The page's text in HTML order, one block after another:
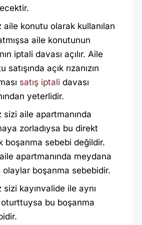
aile konutu olarak kullanılan
aile konutunun
iptali davası açılır. Aile
satışında açık rızanızın
satış iptali davası
yeterlidir.
sizi aile apartmanında
zorladıysa bu direkt
boşanma sebebi değildir.
apartmanında meydana
olaylar boşanma sebebidir.
sizi kayınvalide ile aynı
bu boşanma